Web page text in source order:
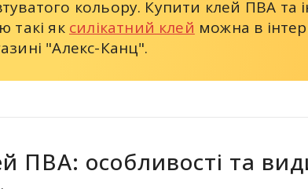
кольору. Купити клей ПВА та
такі як силікатний клей можна в
"Алекс-Канц".
ПВА: особливості та